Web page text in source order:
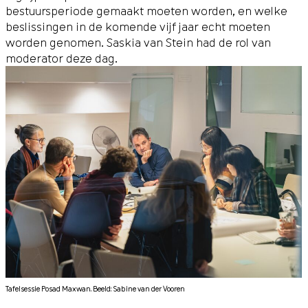
bestuursperiode gemaakt moeten worden, en welke
beslissingen in de komende vijf jaar echt moeten
worden genomen. Saskia van Stein had de rol van
moderator deze dag.
Tafelsessie Posad Maxwan. Beeld: Sabine van der Vooren